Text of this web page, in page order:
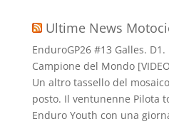
Ultime News
EnduroGP26 #13 Galles.
Campione del Mondo
Un altro tassello del
posto. Il ventunenne Pilota
Enduro Youth con una